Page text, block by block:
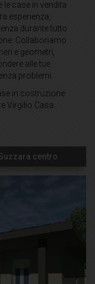
case in vendita
esperienza,
durante tutto
Collaboriamo
e geometri,
alle tue
problemi.
in costruzione
Virgilio Casa.
centro